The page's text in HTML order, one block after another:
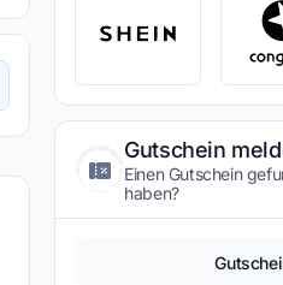
Gutschein
Einen Gutschein
haben?